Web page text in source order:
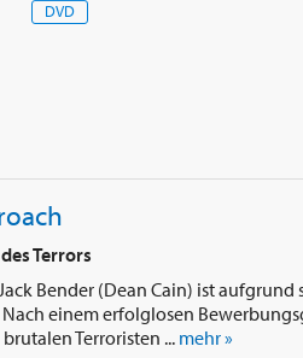
DVD
Terrors
Bender (Dean Cain) ist
einem erfolglosen
Terroristen ...mehr »